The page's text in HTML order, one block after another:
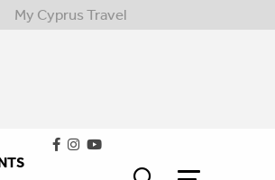
My Cyprus Travel